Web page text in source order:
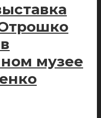
музее